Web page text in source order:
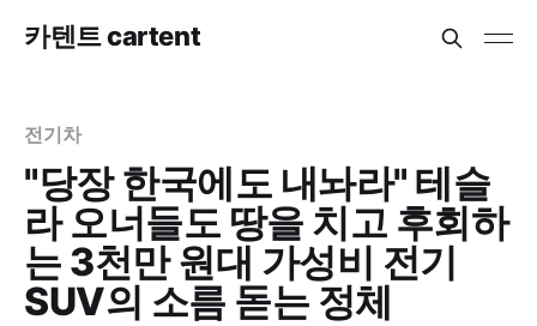
카텐트 cartent
전기차
"당장 한국에도 내놔라" 테슬
라 오너들도 땅을 치고 후회하
는 3천만 원대 가성비 전기
SUV의 소름 돋는 정체